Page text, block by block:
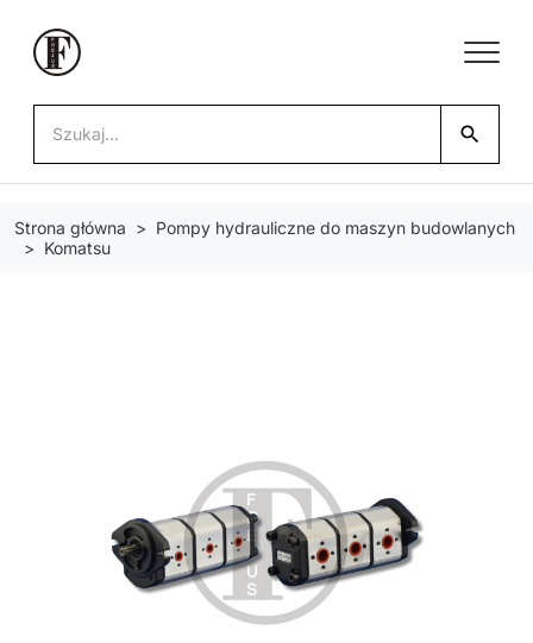
search
Strona główna
Pompy hydrauliczne do maszyn budowlanych
Komatsu